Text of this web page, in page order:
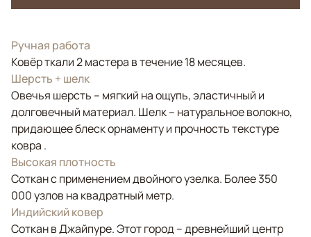
Ручная работа
Ковёр ткали 2 мастера в течение 18 месяцев.
Шерсть + шелк
Овечья шерсть – мягкий на ощупь, эластичный и
долговечный материал. Шелк – натуральное волокно,
придающее блеск орнаменту и прочность текстуре
ковра .
Высокая плотность
Соткан с применением двойного узелка. Более 350
000 узлов на квадратный метр.
Индийский ковер
Соткан в Джайпуре. Этот город – древнейший центр